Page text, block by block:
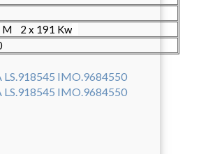
M 2 x 191 Kw